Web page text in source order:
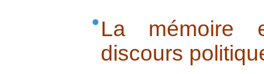
La mémoire
discours